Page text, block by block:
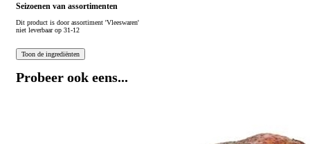
Seizoenen van assortimenten
Dit product is door assortiment 'Vleeswaren'
niet leverbaar op 31-12
Probeer ook eens...